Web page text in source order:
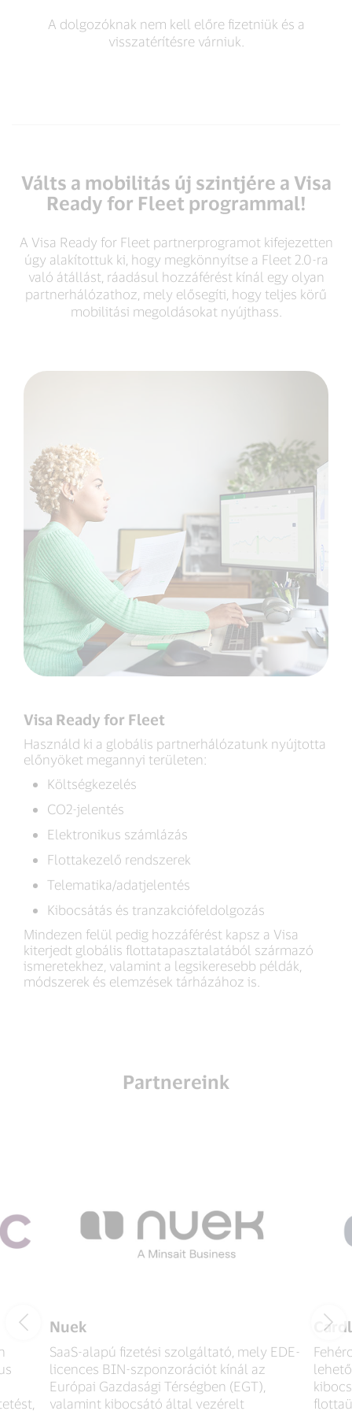
A dolgozóknak nem kell előre fizetniük és a
visszatérítésre várniuk.
Válts a mobilitás új szintjére a Visa
Ready for Fleet programmal!
A Visa Ready for Fleet partnerprogramot kifejezetten
úgy alakítottuk ki, hogy megkönnyítse a Fleet 2.0-ra
való átállást, ráadásul hozzáférést kínál egy olyan
partnerhálózathoz, mely elősegíti, hogy teljes körű
mobilitási megoldásokat nyújthass.
Visa Ready for Fleet
Használd ki a globális partnerhálózatunk nyújtotta
előnyöket megannyi területen:
Költségkezelés
CO2-jelentés
Elektronikus számlázás
Flottakezelő rendszerek
Telematika/adatjelentés
Kibocsátás és tranzakciófeldolgozás
Mindezen felül pedig hozzáférést kapsz a Visa
kiterjedt globális flottatapasztalatából származó
ismeretekhez, valamint a legsikeresebb példák,
módszerek és elemzések tárházához is.
Partnereink
Nuek
SaaS-alapú fizetési szolgáltató, mely EDE-
licences BIN-szponzorációt kínál az
Európai Gazdasági Térségben (EGT),
valamint kibocsátó által vezérelt